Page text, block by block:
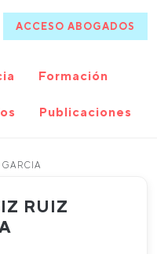
ACCESO ABOGADOS
Formación
Publicaciones
RUIZ